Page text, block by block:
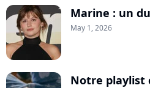
Marine : un
May 1, 2026
Notre playlist